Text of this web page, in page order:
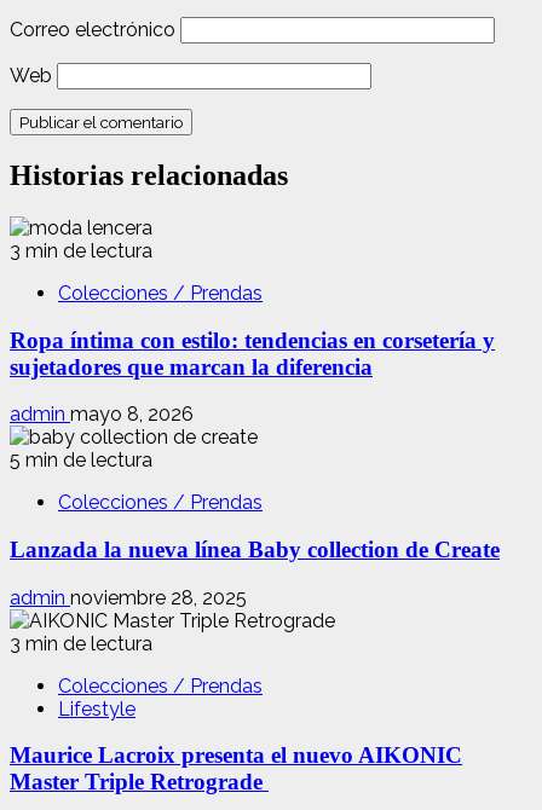
Correo electrónico
Web
Historias relacionadas
3 min de lectura
Colecciones / Prendas
Ropa íntima con estilo: tendencias en corsetería y
sujetadores que marcan la diferencia
admin mayo 8, 2026
5 min de lectura
Colecciones / Prendas
Lanzada la nueva línea Baby collection de Create
admin noviembre 28, 2025
3 min de lectura
Colecciones / Prendas
Lifestyle
Maurice Lacroix presenta el nuevo AIKONIC
Master Triple Retrograde